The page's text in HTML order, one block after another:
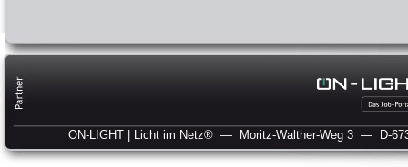
ON-LIGHT | Licht im Netz® — Moritz-Walther-Weg 3 — D-